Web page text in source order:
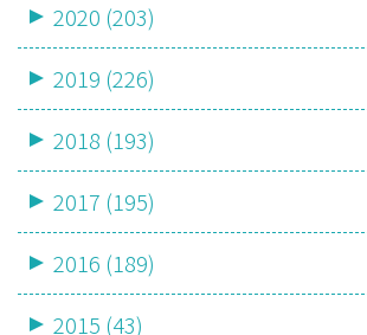
2020 (203)
2019 (226)
2018 (193)
2017 (195)
2016 (189)
2015 (43)